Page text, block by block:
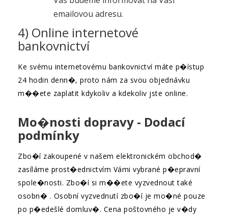
emailovou adresu.
4) Online internetové
bankovnictví
Ke svému internetovému bankovnictví máte p�ístup
24 hodin denn�, proto nám za svou objednávku
m��ete zaplatit kdykoliv a kdekoliv jste online.
Mo�nosti dopravy - Dodací
podmínky
Zbo�í zakoupené v našem elektronickém obchod�
zasíláme prost�ednictvím Vámi vybrané p�epravní
spole�nosti. Zbo�í si m��ete vyzvednout také
osobn� . Osobní vyzvednutí zbo�í je mo�né pouze
po p�edešlé domluv�. Cena poštovného je v�dy